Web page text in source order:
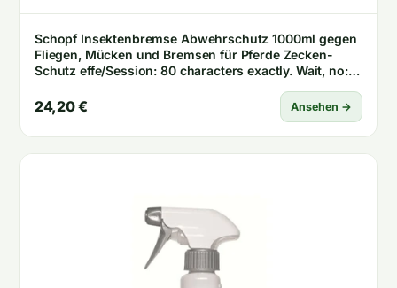
Schopf Insektenbremse Abwehrschutz 1000ml gegen
Fliegen, Mücken und Bremsen für Pferde Zecken-
Schutz effe/Session: 80 characters exactly. Wait, no:
ensure: „Schopf Insektenbremse Abwehrschutz
1000ml
24,20 € Ansehen →